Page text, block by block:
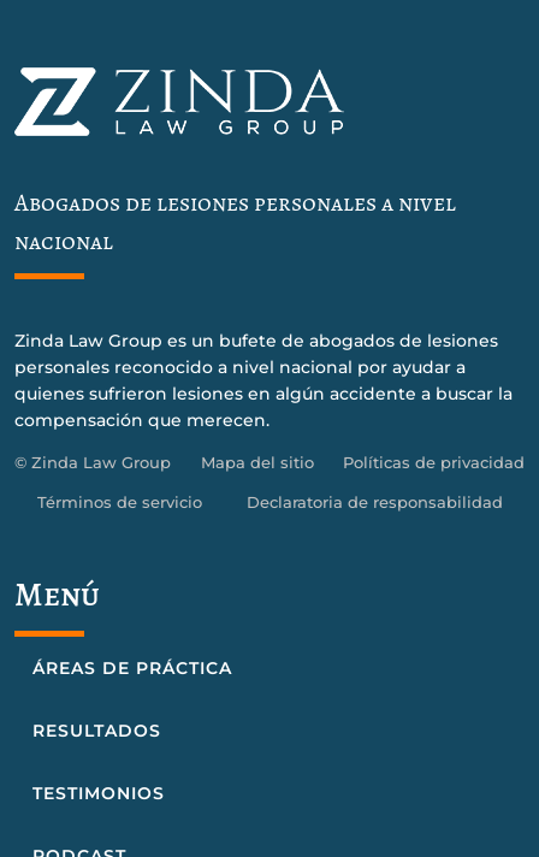
Abogados de lesiones personales a nivel
nacional
Zinda Law Group es un bufete de abogados de lesiones
personales reconocido a nivel nacional por ayudar a
quienes sufrieron lesiones en algún accidente a buscar la
compensación que merecen.
© Zinda Law Group Mapa del sitio Políticas de privacidad
Términos de servicio Declaratoria de responsabilidad
Menú
ÁREAS DE PRÁCTICA
RESULTADOS
TESTIMONIOS